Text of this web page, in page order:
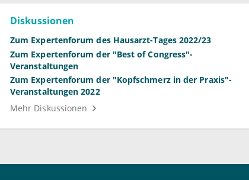
Diskussionen
Zum Expertenforum des Hausarzt-Tages 2022/23
Zum Expertenforum der "Best of Congress"-
Veranstaltungen
Zum Expertenforum der "Kopfschmerz in der Praxis"-
Veranstaltungen 2022
Mehr Diskussionen